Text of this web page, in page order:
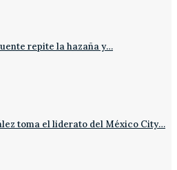
repite la hazaña y…
toma el liderato del México City…